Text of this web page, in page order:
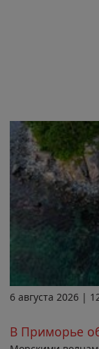
6 августа 2026 |
В Приморье